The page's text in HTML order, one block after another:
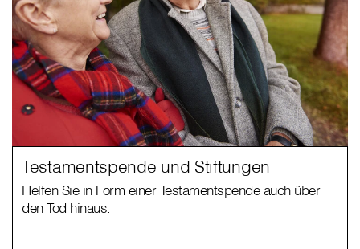
Testamentspende und Stiftungen
Helfen Sie in Form einer Testamentspende auch über
den Tod hinaus.